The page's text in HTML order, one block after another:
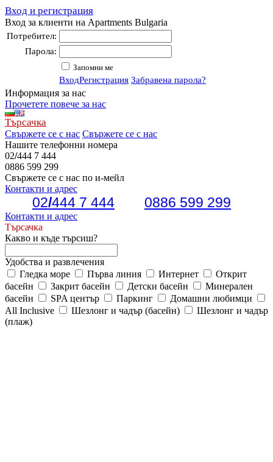
Вход и регистрация
Вход за клиенти на Apartments Bulgaria
Потребител:
Парола:
Запомни ме
ВходРегистрация Забравена парола?
Информация за нас
Прочетете повече за нас
Търсачка
Свържете се с нас Свържете се с нас
Нашите телефонни номера
02/444 7 444
0886 599 299
Свържете се с нас по и-мейл
Контакти и адрес
02/444 7 444 0886 599 299
Контакти и адрес
Търсачка
Какво и къде търсиш?
Удобства и развлечения
Гледка море
Първа линия Интернет
Открит
басейн
Закрит басейн Детски басейн
Минерален
басейн
SPA център Паркинг
Домашни любимци
All Inclusive
Шезлонг и чадър (басейн)
Шезлонг и чадър
(плаж)